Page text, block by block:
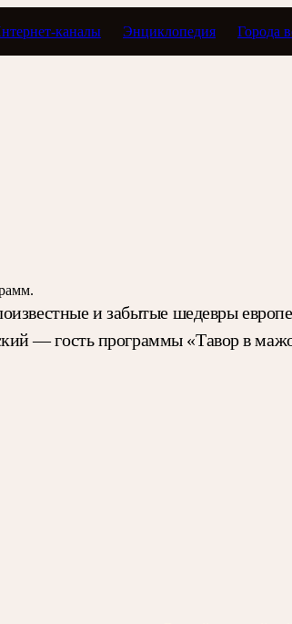
каналы Энциклопедия Города
и забытые шедевры
— гость программы «Тавор в